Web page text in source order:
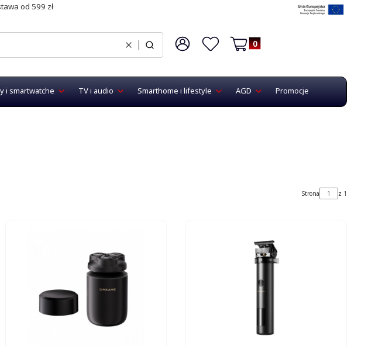
od 599 zł
WyczyśćCzego szukasz?Zaloguj sięUlubione
Produkty w koszyku: 0. Zobacz
Koszyk
i smartwatche TV i audio Smarthome i lifestyle AGD Promocje
Strona z 1